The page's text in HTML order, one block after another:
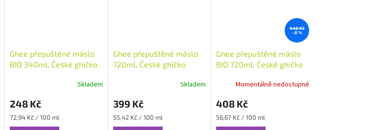
Ghee přepuštěné máslo
BIO 340ml, České ghíčko
Skladem
248 Kč
Měrná
cena:
72,94 Kč / 100 ml
Ghee přepuštěné máslo
720ml, České ghíčko
Skladem
399 Kč
Měrná
cena:
55,42 Kč / 100 ml
448 Kč
–8 %
Ghee přepuštěné máslo
BIO 720ml, České ghíčko
Momentálně nedostupné
408 Kč
Měrná
cena:
56,67 Kč / 100 ml